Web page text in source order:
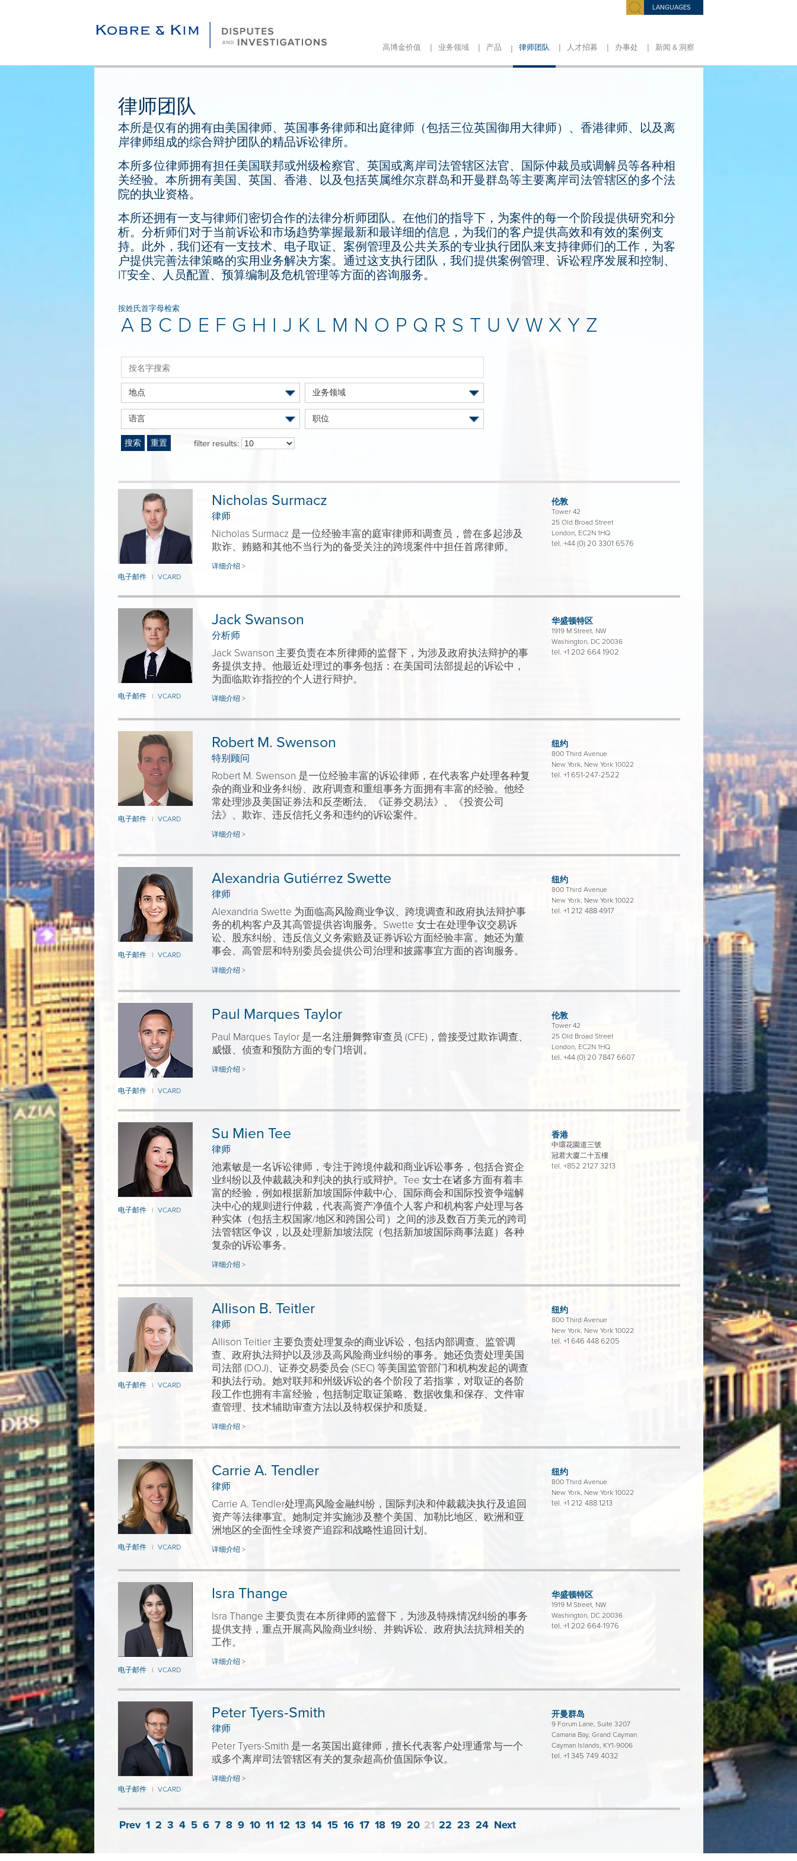
LANGUAGES
高博金价值 | 业务领域 | 产品 | 律师团队 | 人才招募 | 办事处 | 新闻 & 洞察
律师团队
本所是仅有的拥有由美国律师、英国事务律师和出庭律师（包括三位英国御用大律师）、香港律师、以及离
岸律师组成的综合辩护团队的精品诉讼律所。
本所多位律师拥有担任美国联邦或州级检察官、英国或离岸司法管辖区法官、国际仲裁员或调解员等各种相
关经验。本所拥有美国、英国、香港、以及包括英属维尔京群岛和开曼群岛等主要离岸司法管辖区的多个法
院的执业资格。
本所还拥有一支与律师们密切合作的法律分析师团队。在他们的指导下，为案件的每一个阶段提供研究和分
析。分析师们对于当前诉讼和市场趋势掌握最新和最详细的信息，为我们的客户提供高效和有效的案例支
持。此外，我们还有一支技术、电子取证、案例管理及公共关系的专业执行团队来支持律师们的工作，为客
户提供完善法律策略的实用业务解决方案。通过这支执行团队，我们提供案例管理、诉讼程序发展和控制、
IT安全、人员配置、预算编制及危机管理等方面的咨询服务。
按姓氏首字母检索
A B C D E F G H I J K L M N O P Q R S T U V W X Y Z
地点 业务领域
语言 职位
搜索 重置 filter results:
电子邮件 | VCARD
Nicholas Surmacz
律师
Nicholas Surmacz 是一位经验丰富的庭审律师和调查员，曾在多起涉及
欺诈、贿赂和其他不当行为的备受关注的跨境案件中担任首席律师。
详细介绍 >
伦敦
Tower 42
25 Old Broad Street
London, EC2N 1HQ
tel. +44 (0) 20 3301 6576
电子邮件 | VCARD
Jack Swanson
分析师
Jack Swanson 主要负责在本所律师的监督下，为涉及政府执法辩护的事
务提供支持。他最近处理过的事务包括：在美国司法部提起的诉讼中，
为面临欺诈指控的个人进行辩护。
详细介绍 >
华盛顿特区
1919 M Street, NW
Washington, DC 20036
tel. +1 202 664 1902
电子邮件 | VCARD
Robert M. Swenson
特别顾问
Robert M. Swenson 是一位经验丰富的诉讼律师，在代表客户处理各种复
杂的商业和业务纠纷、政府调查和重组事务方面拥有丰富的经验。他经
常处理涉及美国证券法和反垄断法、《证券交易法》、《投资公司
法》、欺诈、违反信托义务和违约的诉讼案件。
详细介绍 >
纽约
800 Third Avenue
New York, New York 10022
tel. +1 651-247-2522
电子邮件 | VCARD
Alexandria Gutiérrez Swette
律师
Alexandria Swette 为面临高风险商业争议、跨境调查和政府执法辩护事
务的机构客户及其高管提供咨询服务。Swette 女士在处理争议交易诉
讼、股东纠纷、违反信义义务索赔及证券诉讼方面经验丰富。她还为董
事会、高管层和特别委员会提供公司治理和披露事宜方面的咨询服务。
详细介绍 >
纽约
800 Third Avenue
New York, New York 10022
tel. +1 212 488 4917
电子邮件 | VCARD
Paul Marques Taylor
Paul Marques Taylor 是一名注册舞弊审查员 (CFE)，曾接受过欺诈调查、
威慑、侦查和预防方面的专门培训。
详细介绍 >
伦敦
Tower 42
25 Old Broad Street
London, EC2N 1HQ
tel. +44 (0) 20 7847 6607
电子邮件 | VCARD
Su Mien Tee
律师
池素敏是一名诉讼律师，专注于跨境仲裁和商业诉讼事务，包括合资企
业纠纷以及仲裁裁决和判决的执行或辩护。 Tee 女士在诸多方面有着丰
富的经验，例如根据新加坡国际仲裁中心、国际商会和国际投资争端解
决中心的规则进行仲裁，代表高资产净值个人客户和机构客户处理与各
种实体（包括主权国家/地区和跨国公司）之间的涉及数百万美元的跨司
法管辖区争议，以及处理新加坡法院（包括新加坡国际商事法庭）各种
复杂的诉讼事务。
详细介绍 >
香港
中環花園道三號
冠君大廈二十五樓
tel. +852 2127 3213
电子邮件 | VCARD
Allison B. Teitler
律师
Allison Teitler 主要负责处理复杂的商业诉讼，包括内部调查、监管调
查、政府执法辩护以及涉及高风险商业纠纷的事务。她还负责处理美国
司法部 (DOJ)、证券交易委员会 (SEC) 等美国监管部门和机构发起的调查
和执法行动。她对联邦和州级诉讼的各个阶段了若指掌，对取证的各阶
段工作也拥有丰富经验，包括制定取证策略、数据收集和保存、文件审
查管理、技术辅助审查方法以及特权保护和质疑。
详细介绍 >
纽约
800 Third Avenue
New York, New York 10022
tel. +1 646 448 6205
电子邮件 | VCARD
Carrie A. Tendler
律师
Carrie A. Tendler处理高风险金融纠纷，国际判决和仲裁裁决执行及追回
资产等法律事宜。她制定并实施涉及整个美国、加勒比地区、欧洲和亚
洲地区的全面性全球资产追踪和战略性追回计划。
详细介绍 >
纽约
800 Third Avenue
New York, New York 10022
tel. +1 212 488 1213
电子邮件 | VCARD
Isra Thange
Isra Thange 主要负责在本所律师的监督下，为涉及特殊情况纠纷的事务
提供支持，重点开展高风险商业纠纷、并购诉讼、政府执法抗辩相关的
工作。
详细介绍 >
华盛顿特区
1919 M Street, NW
Washington, DC 20036
tel. +1 202 664-1976
电子邮件 | VCARD
Peter Tyers-Smith
律师
Peter Tyers-Smith 是一名英国出庭律师，擅长代表客户处理通常与一个
或多个离岸司法管辖区有关的复杂超高价值国际争议。
详细介绍 >
开曼群岛
9 Forum Lane, Suite 3207
Camana Bay, Grand Cayman
Cayman Islands, KY1-9006
tel. +1 345 749 4032
Prev 1 2 3 4 5 6 7 8 9 10 11 12 13 14 15 16 17 18 19 20 21 22 23 24 Next